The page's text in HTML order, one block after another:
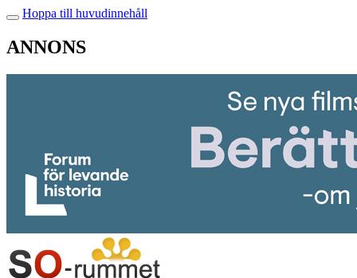
Hoppa till huvudinnehåll
ANNONS